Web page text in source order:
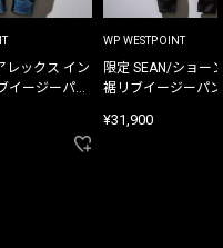
レックス イン
イージーパン
WP WESTPOINT
限定 SEAN/ショー
裾リブイージーパ
¥31,900